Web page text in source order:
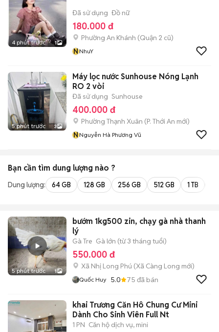
4 phút trước 1
Đã sử dụng Đồ nữ
180.000 đ
Phường An Khánh (Quận 2 cũ)
NNhuY
5 phút trước 3
Máy lọc nước Sunhouse Nóng Lạnh
RO 2 vòi
Đã sử dụng Sunhouse
400.000 đ
Phường Thạnh Xuân (P. Thới An mới)
NNguyễn Hà Phương Vũ
Bạn cần tìm dung lượng nào ?
Dung lượng: 64 GB 128 GB 256 GB 512 GB 1 TB
5 phút trước 1
bướm 1kg500 zin, chạy gà nhà thanh
lý
Gà Tre Gà lớn (từ 3 tháng tuổi)
550.000 đ
Xã Nhị Long Phú (Xã Càng Long mới)
Quốc Huy 5.0 75 đã bán
khai Trương Căn Hô Chung Cư Mini
Dành Cho Sinh Viên Full Nt
1 PN Căn hộ dịch vụ, mini